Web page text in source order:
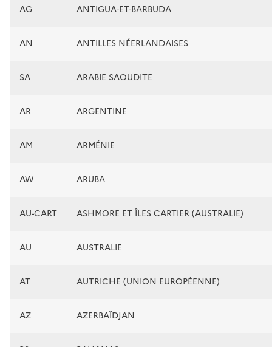
AG ANTIGUA-ET-BARBUDA
AN ANTILLES NÉERLANDAISES
SA ARABIE SAOUDITE
AR ARGENTINE
AM ARMÉNIE
AW ARUBA
AU-CART ASHMORE ET ÎLES CARTIER (AUSTRALIE)
AU AUSTRALIE
AT AUTRICHE (UNION EUROPÉENNE)
AZ AZERBAÏDJAN